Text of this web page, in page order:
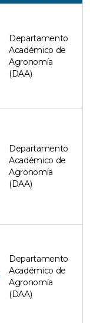
Departamento
Académico de
Agronomía
(DAA)
Departamento
Académico de
Agronomía
(DAA)
Departamento
Académico de
Agronomía
(DAA)